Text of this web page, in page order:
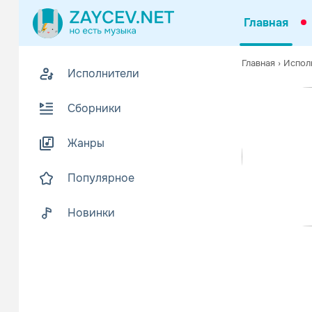
Главная
Исполнители
Сборники
Жанры
Популярное
Новинки
Главная ›
Far East